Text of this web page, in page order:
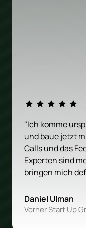
"Ich komme
und baue jetzt
Calls und das
Experten sind
bringen mich
Daniel Ulman
Vorher Start Up